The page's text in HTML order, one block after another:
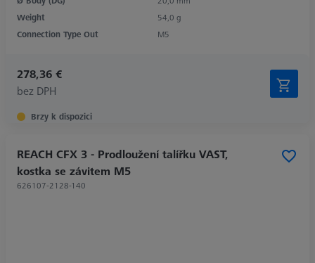
Weight
54,0 g
Connection Type Out
M5
278,36 €
bez DPH
Brzy k dispozici
REACH CFX 3 - Prodloužení talířku VAST,
kostka se závitem M5
626107-2128-140